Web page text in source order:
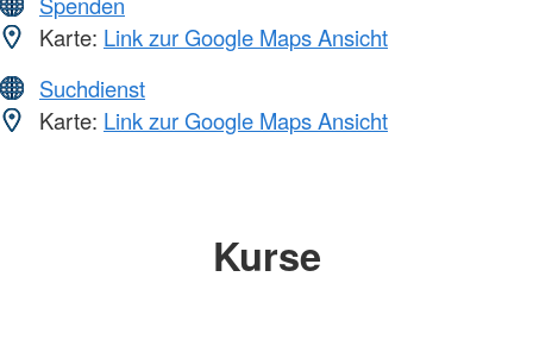
Karte: Link zur Google Maps Ansicht
Suchdienst
Karte: Link zur Google Maps Ansicht
Kurse